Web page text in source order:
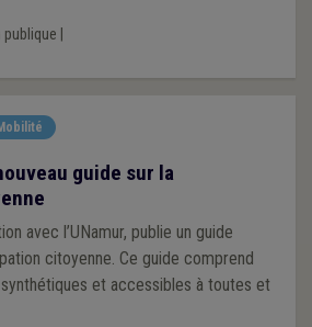
guide sur la
avec l’UNamur, publie un guide
citoyenne. Ce guide comprend
et accessibles à toutes et